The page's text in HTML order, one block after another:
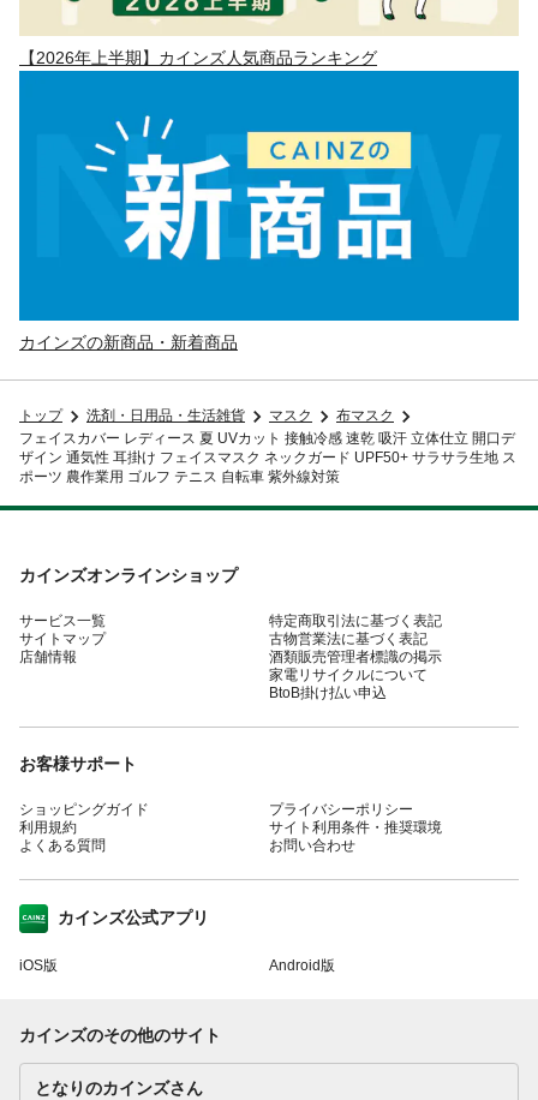
【2026年上半期】カインズ人気商品ランキング
カインズの新商品・新着商品
トップ 洗剤・日用品・生活雑貨 マスク
布マスク
フェイスカバー レディース 夏 UVカット 接触冷感 速乾 吸汗 立体仕立 開口デ
ザイン 通気性 耳掛け フェイスマスク ネックガード UPF50+ サラサラ生地 ス
ポーツ 農作業用 ゴルフ テニス 自転車 紫外線対策
カインズオンラインショップ
サービス一覧
サイトマップ
店舗情報
特定商取引法に基づく表記
古物営業法に基づく表記
酒類販売管理者標識の掲示
家電リサイクルについて
BtoB掛け払い申込
お客様サポート
ショッピングガイド
利用規約
よくある質問
プライバシーポリシー
サイト利用条件・推奨環境
お問い合わせ
カインズ公式アプリ
iOS版 Android版
カインズのその他のサイト
となりのカインズさん